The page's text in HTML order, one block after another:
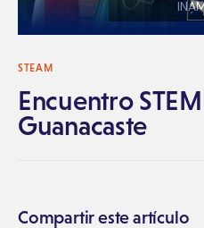
STEAM
Encuentro
Guanacaste
Compartir este artículo